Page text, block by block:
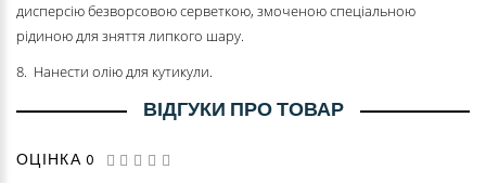
дисперсію безворсовою серветкою, змоченою спеціальною
рідиною для зняття липкого шару.
8. Нанести олію для кутикули.
ВІДГУКИ ПРО ТОВАР
ОЦІНКА 0